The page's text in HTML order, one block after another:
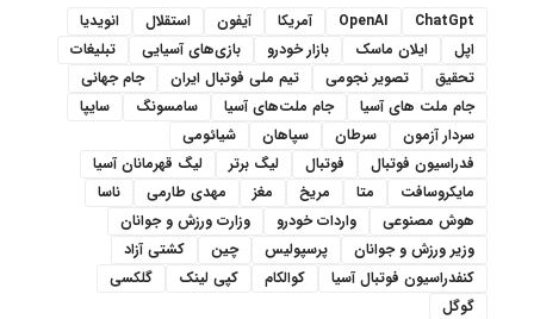
ChatGpt
OpenAI آمریکا آیفون استقلال
انویدیا
اپل
ایلان ماسک بازار خودرو بازی‌های آسیایی
تبلیغات
تحقیق
تصویر نجومی تیم ملی فوتبال ایران
جام جهانی
جام ملت های آسیا
جام ملت‌های آسیا سامسونگ
سایپا
سردار آزمون
سرطان سپاهان
شیائومی
فدراسیون فوتبال
فوتبال لیگ برتر
لیگ قهرمانان آسیا
مایکروسافت
متا مریخ مغز مهدی طارمی
ناسا
هوش مصنوعی
واردات خودرو
وزارت ورزش و جوانان
وزیر ورزش و جوانان
پرسپولیس چین
کشتی آزاد
کنفدراسیون فوتبال آسیا
کوالکام کپی لینک
گلکسی
گوگل